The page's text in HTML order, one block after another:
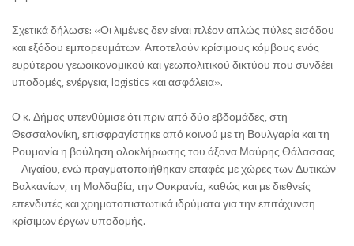
Σχετικά δήλωσε: «Οι λιμένες δεν είναι πλέον απλώς πύλες εισόδου
και εξόδου εμπορευμάτων. Αποτελούν κρίσιμους κόμβους ενός
ευρύτερου γεωοικονομικού και γεωπολιτικού δικτύου που συνδέει
υποδομές, ενέργεια, logistics και ασφάλεια».
Ο κ. Δήμας υπενθύμισε ότι πριν από δύο εβδομάδες, στη
Θεσσαλονίκη, επισφραγίστηκε από κοινού με τη Βουλγαρία και τη
Ρουμανία η βούληση ολοκλήρωσης του άξονα Μαύρης Θάλασσας
– Αιγαίου, ενώ πραγματοποιήθηκαν επαφές με χώρες των Δυτικών
Βαλκανίων, τη Μολδαβία, την Ουκρανία, καθώς και με διεθνείς
επενδυτές και χρηματοπιστωτικά ιδρύματα για την επιτάχυνση
κρίσιμων έργων υποδομής.